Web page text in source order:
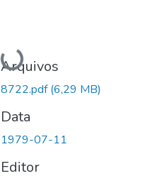
Carregando...
Arquivos
8722.pdf(6,29 MB)
Data
1979-07-11
Editor